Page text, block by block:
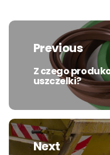
Nawigacja
wpisu
Previous
Previous
post:
Z czego
uszczelki?
Next